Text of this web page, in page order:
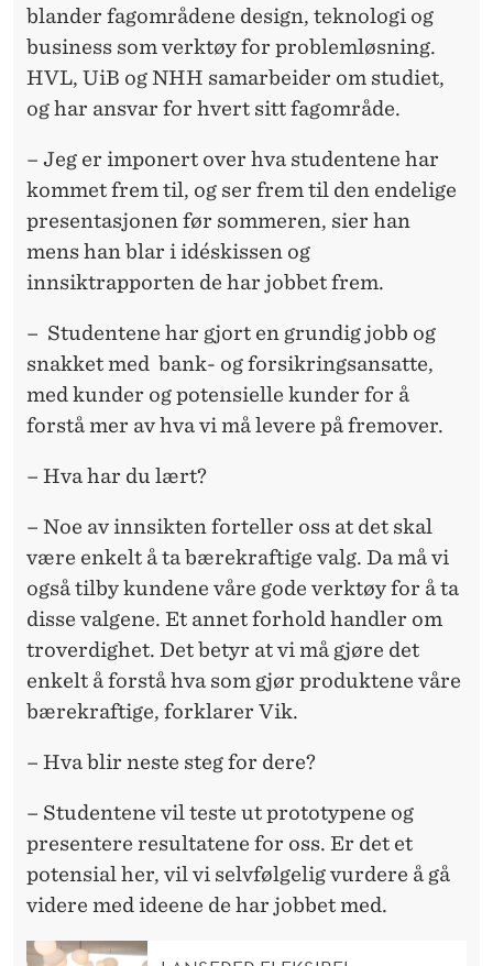
blander fagområdene design, teknologi og
business som verktøy for problemløsning.
HVL, UiB og NHH samarbeider om studiet,
og har ansvar for hvert sitt fagområde.
– Jeg er imponert over hva studentene har
kommet frem til, og ser frem til den endelige
presentasjonen før sommeren, sier han
mens han blar i idéskissen og
innsiktrapporten de har jobbet frem.
– Studentene har gjort en grundig jobb og
snakket med bank- og forsikringsansatte,
med kunder og potensielle kunder for å
forstå mer av hva vi må levere på fremover.
­– Hva har du lært?
– Noe av innsikten forteller oss at det skal
være enkelt å ta bærekraftige valg. Da må vi
også tilby kundene våre gode verktøy for å ta
disse valgene. Et annet forhold handler om
troverdighet. Det betyr at vi må gjøre det
enkelt å forstå hva som gjør produktene våre
bærekraftige, forklarer Vik.
– Hva blir neste steg for dere?
– Studentene vil teste ut prototypene og
presentere resultatene for oss. Er det et
potensial her, vil vi selvfølgelig vurdere å gå
videre med ideene de har jobbet med.